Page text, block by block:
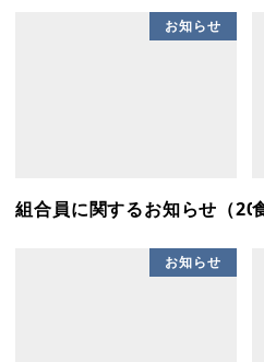
お知らせ
組合員に関するお知らせ（
お知らせ